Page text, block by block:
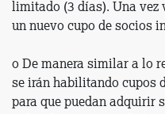
limitado (3 días). Una vez
un nuevo cupo de socios
o De manera similar a lo
se irán habilitando cupos
para que puedan adquirir